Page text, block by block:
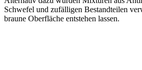
Schwefel und zufälligen Bestandteilen
braune Oberfläche entstehen lassen.